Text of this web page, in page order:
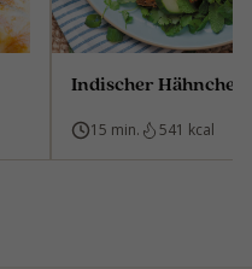
Indischer
15 min. 541 kcal